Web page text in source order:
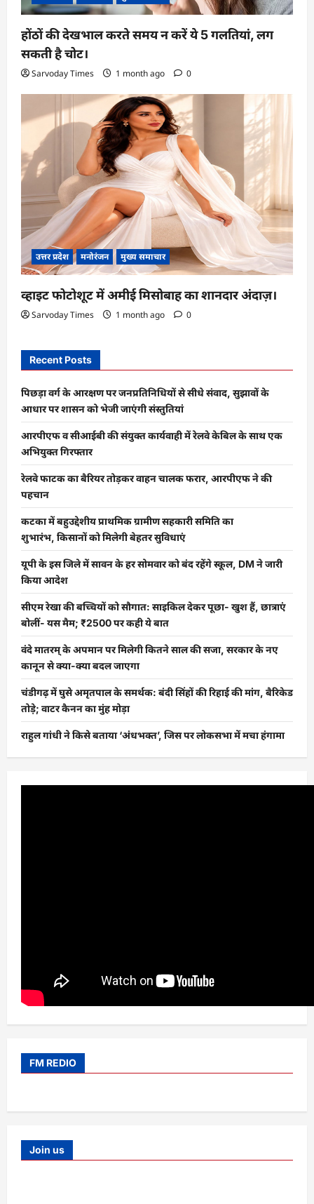
होंठों की देखभाल करते समय न करें ये 5 गलतियां, लग
सकती है चोट।
Sarvoday Times 1 month ago 0
उत्तर प्रदेश मनोरंजन मुख्य समाचार
व्हाइट फोटोशूट में अमीई मिसोबाह का शानदार अंदाज़।
Sarvoday Times 1 month ago 0
Recent Posts
पिछड़ा वर्ग के आरक्षण पर जनप्रतिनिधियों से सीधे संवाद, सुझावों के
आधार पर शासन को भेजी जाएंगी संस्तुतियां
आरपीएफ व सीआईबी की संयुक्त कार्यवाही में रेलवे केबिल के साथ एक
अभियुक्त गिरफ्तार
रेलवे फाटक का बैरियर तोड़कर वाहन चालक फरार, आरपीएफ ने की
पहचान
कटका में बहुउद्देशीय प्राथमिक ग्रामीण सहकारी समिति का
शुभारंभ, किसानों को मिलेगी बेहतर सुविधाएं
यूपी के इस जिले में सावन के हर सोमवार को बंद रहेंगे स्कूल, DM ने जारी
किया आदेश
सीएम रेखा की बच्चियों को सौगात: साइकिल देकर पूछा- खुश हैं, छात्राएं
बोलीं- यस मैम; ₹2500 पर कही ये बात
वंदे मातरम् के अपमान पर मिलेगी कितने साल की सजा, सरकार के नए
कानून से क्या-क्या बदल जाएगा
चंडीगढ़ में घुसे अमृतपाल के समर्थक: बंदी सिंहों की रिहाई की मांग, बैरिकेड
तोड़े; वाटर कैनन का मुंह मोड़ा
राहुल गांधी ने किसे बताया ‘अंधभक्त’, जिस पर लोकसभा में मचा हंगामा
FM REDIO
Join us